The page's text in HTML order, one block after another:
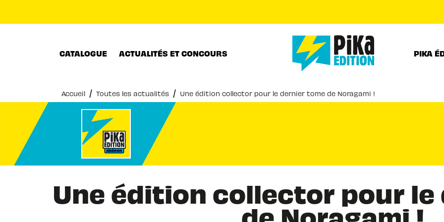
CATALOGUE ACTUALITÉS ET CONCOURS PIKA
Accueil / Toutes les actualités / Une édition collector pour le dernier tome de Noragami !
Une édition collector pour le